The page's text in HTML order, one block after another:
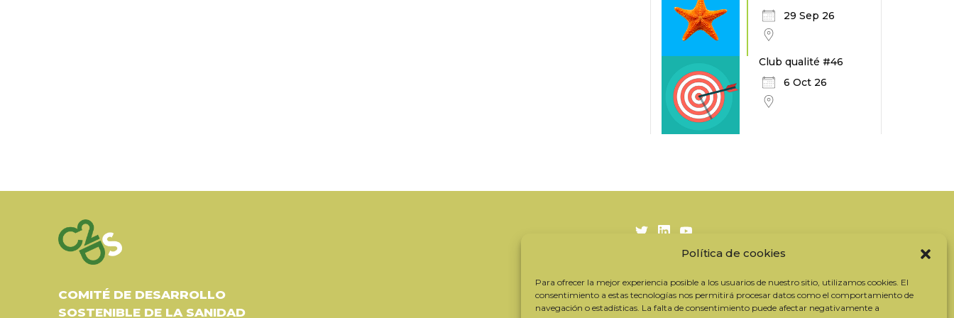
Política de cookies
Para ofrecer la mejor experiencia posible a los usuarios de nuestro sitio, utilizamos cookies. El
consentimiento a estas tecnologías nos permitirá procesar datos como el comportamiento de
navegación o estadísticas. La falta de consentimiento puede afectar negativamente a
29 Sep 26
Club qualité #46
6 Oct 26
COMITÉ DE DESARROLLO
SOSTENIBLE DE LA SANIDAD
TwitterLinkedIn
Youtube
Nuestros socios
Contactar con el equipo